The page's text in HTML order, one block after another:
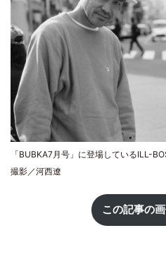
「BUBKA7月号」に登場しているILL-
撮影／河西遼
この記事の画